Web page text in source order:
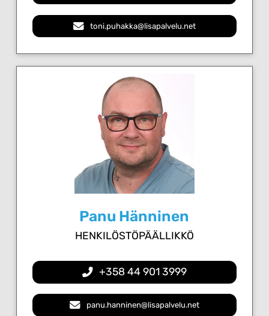
toni.puhakka@lisapalvelu.net
Panu Hänninen
HENKILÖSTÖPÄÄLLIKKÖ
+358 44 901 3999
panu.hanninen@lisapalvelu.net